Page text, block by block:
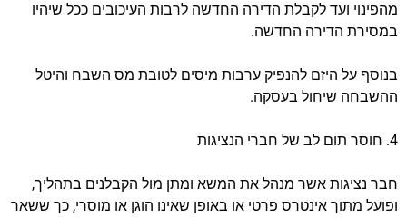
מהפינוי ועד לקבלת הדירה החדשה לרבות העיכובים ככל שיהיו
במסירת הדירה החדשה.
בנוסף על היזם להנפיק ערבות מיסים לטובת מס השבח והיטל
ההשבחה שיחול בעסקה.
4. חוסר תום לב של חברי הנציגות
חבר נציגות אשר מנהל את המשא ומתן מול הקבלנים בתהליך,
ופועל מתוך אינטרס פרטי או באופן שאינו הוגן או מוסרי, כך ששאר